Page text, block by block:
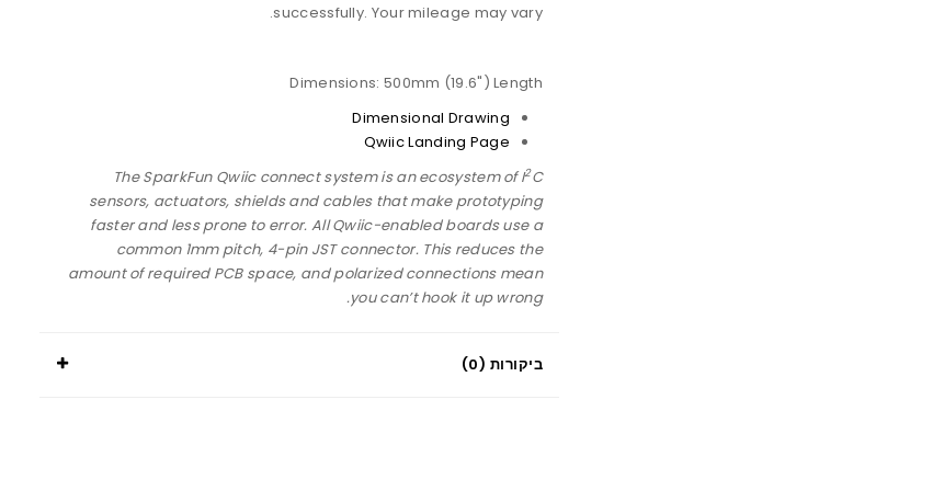
successfully. Your mileage may vary.
Dimensions: 500mm (19.6") Length
Dimensional Drawing
Qwiic Landing Page
The SparkFun Qwiic connect system is an ecosystem of I2C
sensors, actuators, shields and cables that make prototyping
faster and less prone to error. All Qwiic-enabled boards use a
common 1mm pitch, 4-pin JST connector. This reduces the
amount of required PCB space, and polarized connections mean
you can’t hook it up wrong.
ביקורות (0)